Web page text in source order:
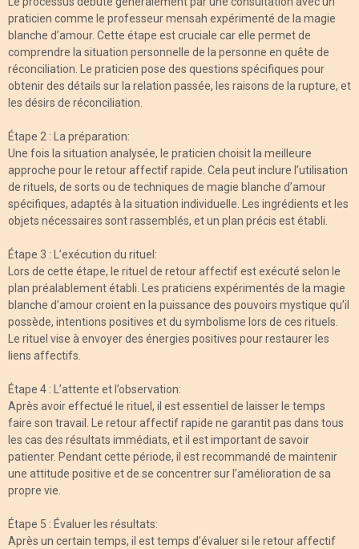
praticien comme le professeur mensah expérimenté de la magie
blanche d’amour. Cette étape est cruciale car elle permet de
comprendre la situation personnelle de la personne en quête de
réconciliation. Le praticien pose des questions spécifiques pour
obtenir des détails sur la relation passée, les raisons de la rupture, et
les désirs de réconciliation.
Étape 2 : La préparation:
Une fois la situation analysée, le praticien choisit la meilleure
approche pour le retour affectif rapide. Cela peut inclure l’utilisation
de rituels, de sorts ou de techniques de magie blanche d’amour
spécifiques, adaptés à la situation individuelle. Les ingrédients et les
objets nécessaires sont rassemblés, et un plan précis est établi.
Étape 3 : L’exécution du rituel:
Lors de cette étape, le rituel de retour affectif est exécuté selon le
plan préalablement établi. Les praticiens expérimentés de la magie
blanche d’amour croient en la puissance des pouvoirs mystique qu’il
possède, intentions positives et du symbolisme lors de ces rituels.
Le rituel vise à envoyer des énergies positives pour restaurer les
liens affectifs.
Étape 4 : L’attente et l’observation:
Après avoir effectué le rituel, il est essentiel de laisser le temps
faire son travail. Le retour affectif rapide ne garantit pas dans tous
les cas des résultats immédiats, et il est important de savoir
patienter. Pendant cette période, il est recommandé de maintenir
une attitude positive et de se concentrer sur l’amélioration de sa
propre vie.
Étape 5 : Évaluer les résultats:
Après un certain temps, il est temps d’évaluer si le retour affectif